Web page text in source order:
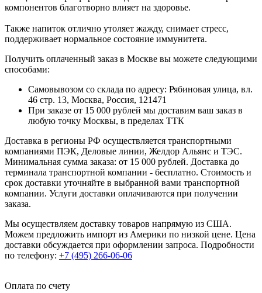
компонентов благотворно влияет на здоровье.
Также напиток отлично утоляет жажду, снимает стресс,
поддерживает нормальное состояние иммунитета.
Получить оплаченный заказ в Москве вы можете следующими
способами:
Самовывозом со склада по адресу: Рябиновая улица, вл.
46 стр. 13, Москва, Россия, 121471
При заказе от 15 000 рублей мы доставим ваш заказ в
любую точку Москвы, в пределах ТТК
Доставка в регионы РФ осуществляется транспортными
компаниями ПЭК, Деловые линии, Желдор Альянс и ТЭС.
Минимальная сумма заказа: от 15 000 рублей. Доставка до
терминала транспортной компании - бесплатно. Стоимость и
срок доставки уточняйте в выбранной вами транспортной
компании. Услуги доставки оплачиваются при получении
заказа.
Мы осуществляем доставку товаров напрямую из США.
Можем предложить импорт из Америки по низкой цене. Цена
доставки обсуждается при оформлении запроса. Подробности
по телефону: +7 (495) 266-06-06
Оплата по счету